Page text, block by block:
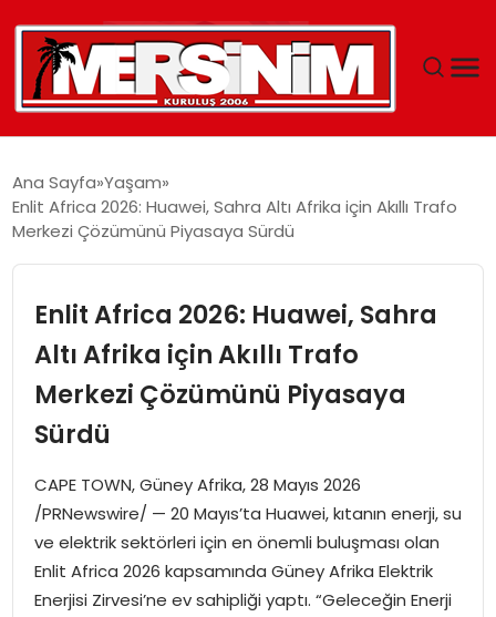
YAŞAM
EĞITIM
EKONOMI
MAGAZIN
Ana Sayfa Yaşam
Enlit Africa 2026: Huawei, Sahra Altı Afrika için Akıllı Trafo
Merkezi Çözümünü Piyasaya Sürdü
Enlit Africa 2026: Huawei, Sahra
Altı Afrika için Akıllı Trafo
Merkezi Çözümünü Piyasaya
Sürdü
CAPE TOWN, Güney Afrika, 28 Mayıs 2026
/PRNewswire/ — 20 Mayıs’ta Huawei, kıtanın enerji, su
ve elektrik sektörleri için en önemli buluşması olan
Enlit Africa 2026 kapsamında Güney Afrika Elektrik
Enerjisi Zirvesi’ne ev sahipliği yaptı. “Geleceğin Enerji